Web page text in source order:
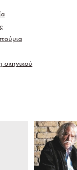
σκηνικού